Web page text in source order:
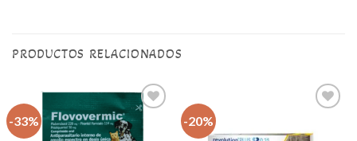
PRODUCTOS RELACIONADOS
-33% -20%